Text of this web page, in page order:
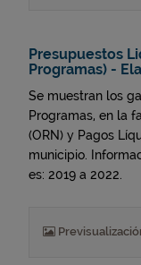
Presupuestos
Programas) -
Se muestran los
Programas, en la
(ORN) y Pagos
municipio.
es: 2019 a 2022.